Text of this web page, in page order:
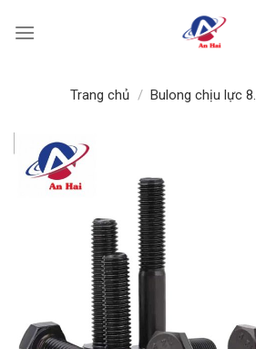
qua
Trang chủ / Bulong chịu lực